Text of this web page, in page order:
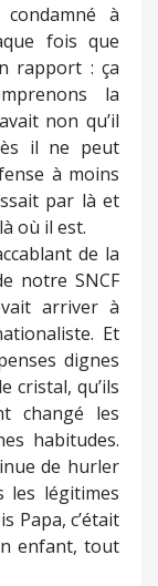
à
fois que
rapport : ça
la
non qu’il
il ne peut
à moins
par là et
où il est.
de la
notre SNCF
arriver à
Et
dignes
cristal, qu’ils
changé les
habitudes.
de hurler
les légitimes
Papa, c’était
enfant, tout